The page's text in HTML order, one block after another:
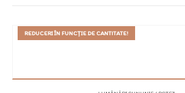
REDUCERI ÎN FUNCȚIE DE CANTITATE!